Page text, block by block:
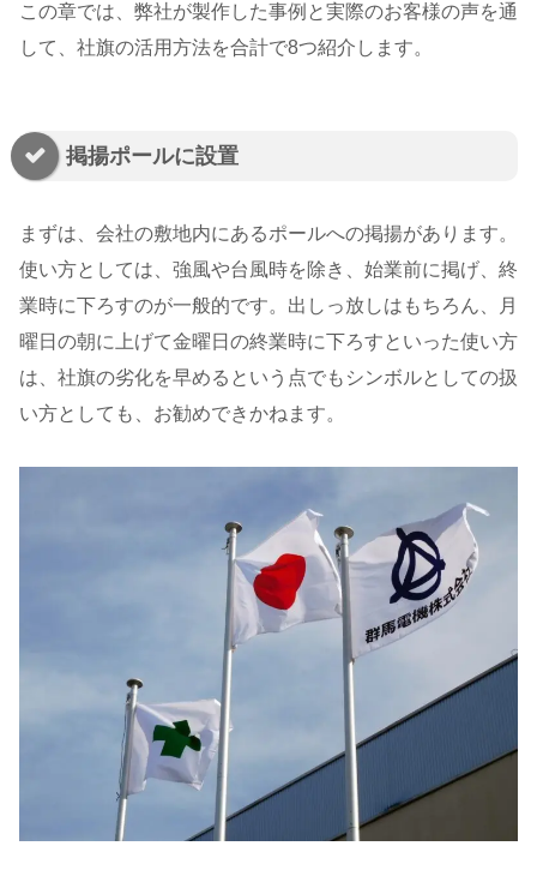
この章では、弊社が製作した事例と実際のお客様の声を通
して、社旗の活用方法を合計で8つ紹介します。
掲揚ポールに設置
まずは、会社の敷地内にあるポールへの掲揚があります。
使い方としては、強風や台風時を除き、始業前に掲げ、終
業時に下ろすのが一般的です。出しっ放しはもちろん、月
曜日の朝に上げて金曜日の終業時に下ろすといった使い方
は、社旗の劣化を早めるという点でもシンボルとしての扱
い方としても、お勧めできかねます。